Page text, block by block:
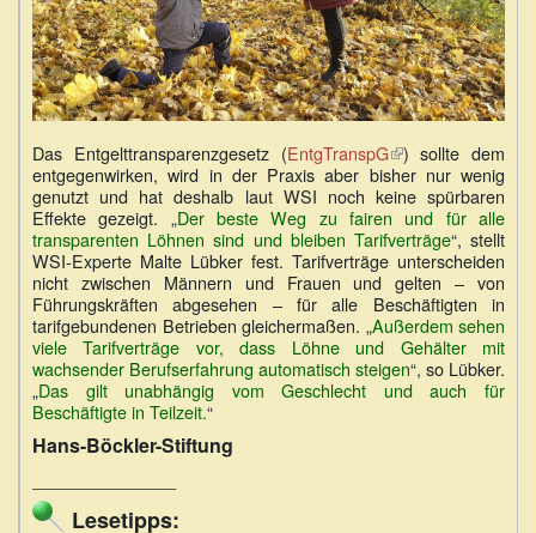
Das Entgelttransparenzgesetz (EntgTranspG(Link
ist
extern)
) sollte dem
entgegenwirken, wird in der Praxis aber bisher nur wenig
genutzt und hat deshalb laut WSI noch keine spürbaren
Effekte gezeigt. „Der beste Weg zu fairen und für alle
transparenten Löhnen sind und bleiben Tarifverträge“, stellt
WSI-Experte Malte Lübker fest. Tarifverträge unterscheiden
nicht zwischen Männern und Frauen und gelten – von
Führungskräften abgesehen – für alle Beschäftigten in
tarifgebundenen Betrieben gleichermaßen. „Außerdem sehen
viele Tarifverträge vor, dass Löhne und Gehälter mit
wachsender Berufserfahrung automatisch steigen“, so Lübker.
„Das gilt unabhängig vom Geschlecht und auch für
Beschäftigte in Teilzeit.“
Hans-Böckler-Stiftung
Lesetipps: